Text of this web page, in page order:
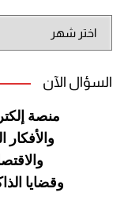
الموقع
السؤال الآن
منصة
وقضايا